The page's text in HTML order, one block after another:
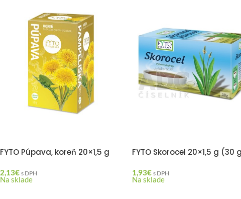
FYTO Púpava, koreň 20×1,5 g
2,13€ s DPH
Na sklade
FYTO Skorocel 20×1,5 g (30
1,93€ s DPH
Na sklade